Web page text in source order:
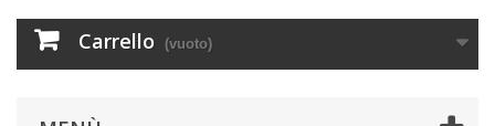
Carrello (vuoto)